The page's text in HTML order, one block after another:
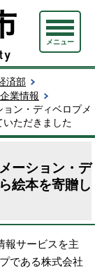
メニュー
済部
業情報
ン・ディベロプメ
いただきました
ーション・デ
絵本を寄贈し
報サービスを主
である株式会社